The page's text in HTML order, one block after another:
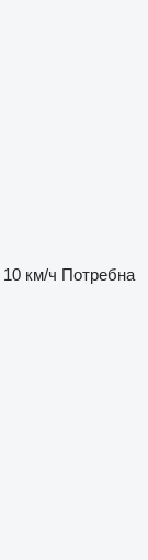
10 км/ч Потребна